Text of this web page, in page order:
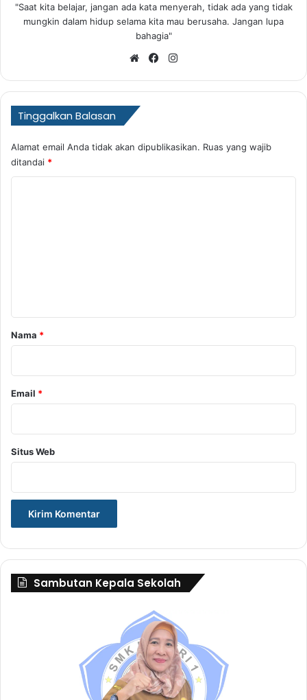
"Saat kita belajar, jangan ada kata menyerah, tidak ada yang tidak
mungkin dalam hidup selama kita mau berusaha. Jangan lupa
bahagia"
WebsiteFacebook
Tinggalkan Balasan
Alamat email Anda tidak akan dipublikasikan. Ruas yang wajib
ditandai *
r
Nama *
Email *
Situs Web
Sambutan Kepala Sekolah